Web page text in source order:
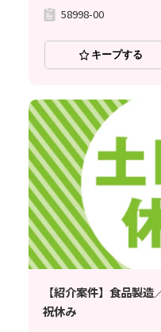
58998-00
キープする
【紹介案件】食品製
祝休み